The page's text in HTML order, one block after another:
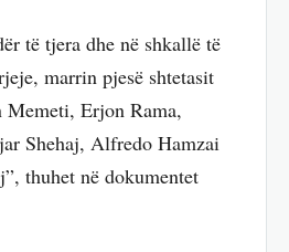
të tjera dhe në shkallë të
marrin pjesë shtetasit
Erjon Rama,
Shehaj, Alfredo Hamzai
thuhet në dokumentet